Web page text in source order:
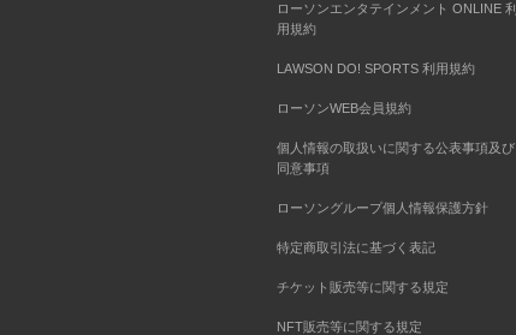
ローソンエンタテインメント ONLINE 利
用規約
LAWSON DO! SPORTS 利用規約
ローソンWEB会員規約
個人情報の取扱いに関する公表事項及び
同意事項
ローソングループ個人情報保護方針
特定商取引法に基づく表記
チケット販売等に関する規定
NFT販売等に関する規定